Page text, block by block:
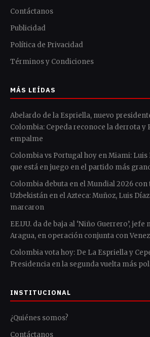
Contáctanos
Publicidad
Política de Privacidad
Términos y Condiciones
MÁS LEÍDAS
Abelardo de la Espriella, nuevo
Colombia: Cepeda reconoce la derrota y
empalme
Colombia vs Portugal hoy en Miami: Luis
que está en juego en el partido más
Colombia debuta en el Mundial 2026 con
Uzbekistán en el Azteca: Muñoz, Luis
marcaron
EE.UU. da de baja al ‘Niño Guerrero’,
Aragua, en operación conjunta con
Colombia vota hoy: De La Espriella y
Presidencia en la segunda vuelta más
INSTITUCIONAL
¿Quiénes somos?
Contáctanos